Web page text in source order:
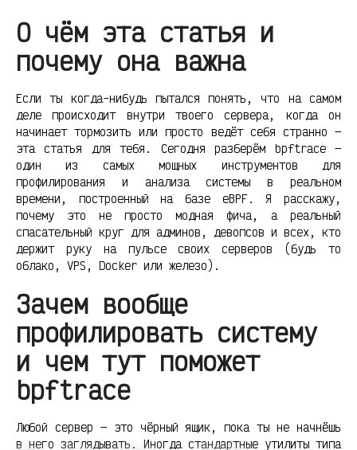
О чём эта статья и
почему она важна
Если ты когда-нибудь пытался понять, что на самом
деле происходит внутри твоего сервера, когда он
начинает тормозить или просто ведёт себя странно —
эта статья для тебя. Сегодня разберём bpftrace —
один из самых мощных инструментов для
профилирования и анализа системы в реальном
времени, построенный на базе eBPF. Я расскажу,
почему это не просто модная фича, а реальный
спасательный круг для админов, девопсов и всех, кто
держит руку на пульсе своих серверов (будь то
облако, VPS, Docker или железо).
Зачем вообще
профилировать систему
и чем тут поможет
bpftrace
Любой сервер — это чёрный ящик, пока ты не начнёшь
в него заглядывать. Иногда стандартные утилиты типа